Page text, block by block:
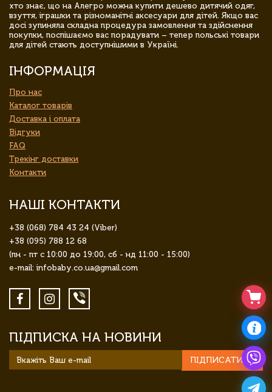
хто знає, що на Алегро можна купити дешево дитячий одяг,
взуття, іграшки та різноманітні аксесуари для дітей. Якщо вас
досі зупиняла складна процедура замовлення та здійснення
покупки, поспішаємо вас порадувати – тепер польські товари
для дітей стають доступнішими в Україні.
ІНФОРМАЦІЯ
Про нас
Каталог товарів
Доставка і оплата
Відгуки
FAQ
Трекінг доставки
Контакти
НАШІ КОНТАКТИ
+38 (068) 784 43 24 (Viber)
+38 (095) 788 12 68
(пн - пт с 10:00 до 19:00, сб - нд 11:00 - 15:00)
e-mail: infobaby.co.ua@gmail.com
ПІДПИСКА НА НОВИНИ
ПІДПИСАТИСЯ